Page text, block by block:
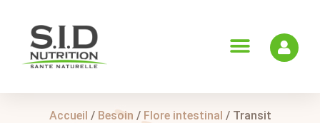
Accueil / Besoin / Flore intestinal / Transit